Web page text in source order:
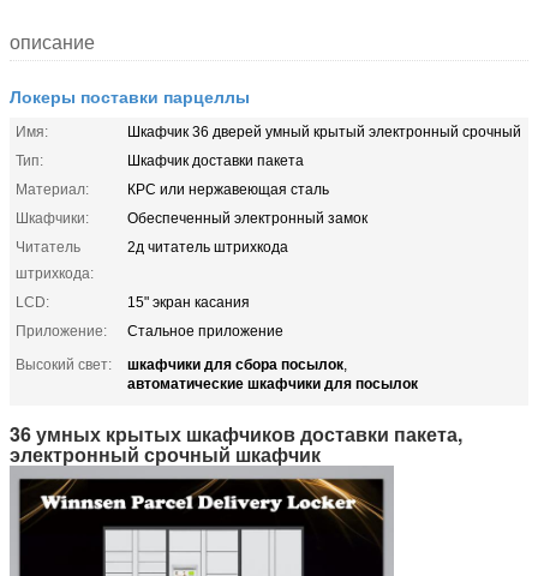
описание
Локеры поставки парцеллы
Имя:
Шкафчик 36 дверей умный крытый электронный срочный
Тип:
Шкафчик доставки пакета
Материал:
КРС или нержавеющая сталь
Шкафчики:
Обеспеченный электронный замок
Читатель
штрихкода:
2д читатель штрихкода
LCD:
15" экран касания
Приложение:
Стальное приложение
Высокий свет:
шкафчики для сбора посылок,
автоматические шкафчики для посылок
36 умных крытых шкафчиков доставки пакета,
электронный срочный шкафчик